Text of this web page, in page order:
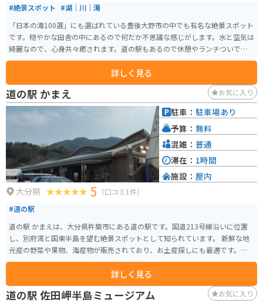
#絶景スポット #湖｜川｜滝
「日本の滝100選」にも選ばれている豊後大野市の中でも有名な絶景スポット
です。穏やかな田舎の中にあるので何だか不思議な感じがします。水と空気は
綺麗なので、心身共々癒されます。道の駅もあるので休憩やランチついでに
寄るのがオススメです。
詳しく見る
道の駅 かまえ お気に入り
大分県 5 （口コミ1件）
#道の駅
道の駅 かまえは、大分県杵築市にある道の駅です。国道213号線沿いに位置
し、別府湾と国東半島を望む絶景スポットとして知られています。 新鮮な地
元産の野菜や果物、海産物が販売されており、お土産探しにも最適です。レ
ストランでは、地元の食材をふんだんに使った料理を楽しむことができま
す。特に、新鮮な海の幸を使った海鮮丼がおすすめです。 バイクで訪れる場
合、道の駅 かまえは広い駐車場が完備されているので安心です。また、休憩
スペースも充実しており、ツーリングの休憩地点としても最適です。 道の駅
詳しく見る
駐車： 駐車場あり
予算： 無料
混雑： 普通
滞在： 1時間
施設： 屋内
道の駅 佐田岬半島ミュージアム お気に入り